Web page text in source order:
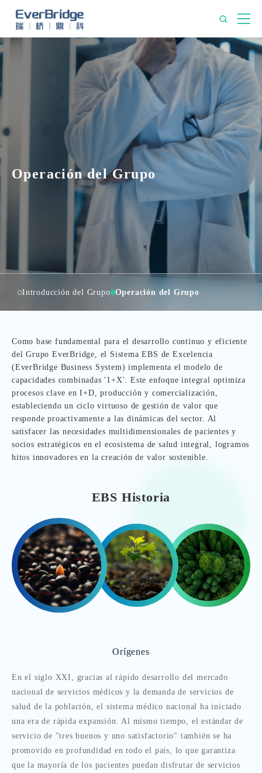
Operación del Grupo
Introducción del Grupo Operación del Grupo
Como base fundamental para el desarrollo continuo y eficiente
del Grupo EverBridge, el Sistema EBS de Excelencia
(EverBridge Business System) implementa el modelo de
capacidades combinadas '1+X'. Este enfoque integral optimiza
procesos clave en I+D, producción y comercialización,
estableciendo un ciclo virtuoso de gestión de valor que
responde proactivamente a las dinámicas del sector. Al
satisfacer las necesidades multidimensionales de pacientes y
socios estratégicos en el ecosistema de salud integral, logramos
hitos innovadores en la creación de valor sostenible.
EBS Historia
Orígenes
En el siglo XXI, gracias al rápido desarrollo del mercado
nacional de servicios médicos y la demanda de servicios de
salud de la población, el sistema médico nacional ha iniciado
una era de rápida expansión. Al mismo tiempo, el estándar de
servicio de "tres buenos y uno satisfactorio" también se ha
promovido en profundidad en todo el país, lo que garantiza
que la mayoría de los pacientes puedan disfrutar de servicios